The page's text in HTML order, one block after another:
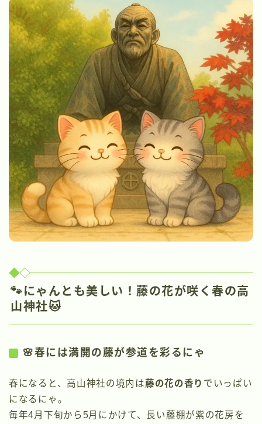
🐾にゃんとも美しい！藤の花が咲く春の高
山神社🐱
🌸春には満開の藤が参道を彩るにゃ
春になると、高山神社の境内は藤の花の香り でいっぱい
になるにゃ。
毎年4月下旬から5月にかけて、長い藤棚が紫の花房を